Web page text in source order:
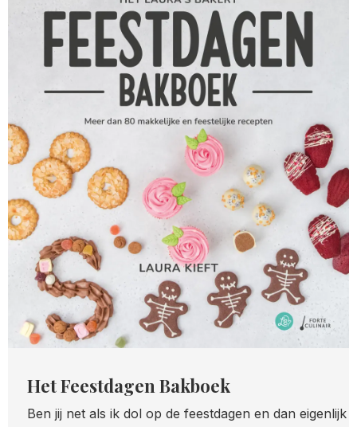
Het Feestdagen Bakboek
Ben jij net als ik dol op de feestdagen en dan eigenlijk